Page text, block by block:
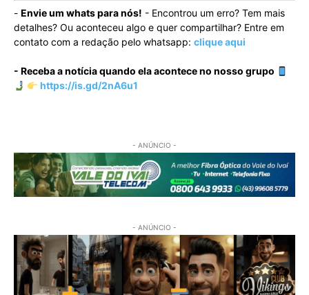
- Envie um whats para nós! - Encontrou um erro? Tem mais
detalhes? Ou aconteceu algo e quer compartilhar? Entre em
contato com a redação pelo whatsapp: clique aqui
- Receba a notícia quando ela acontece no nosso grupo
https://is.gd/2nA6u1
- ANÚNCIO -
- ANÚNCIO -